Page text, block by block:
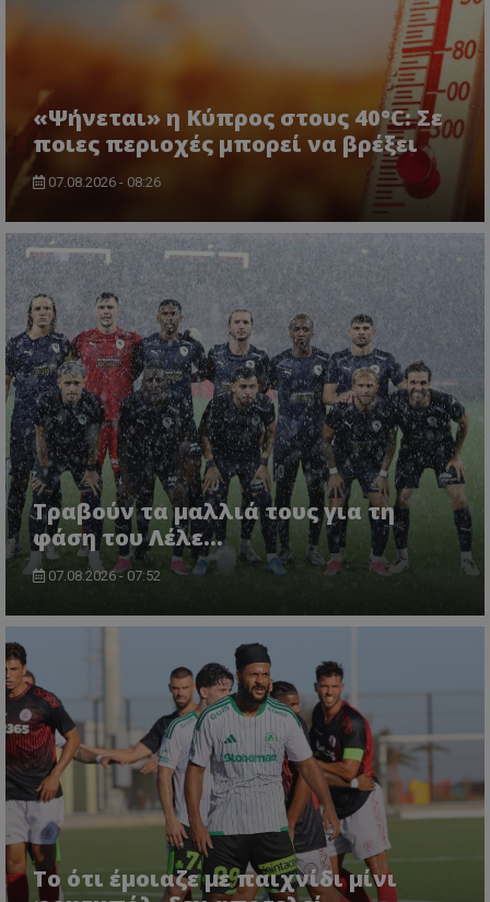
«Ψήνεται» η Κύπρος στους 40°C: Σε
ποιες περιοχές μπορεί να βρέξει
07.08.2026 - 08:26
Τραβούν τα μαλλιά τους για τη
φάση του Λέλε…
07.08.2026 - 07:52
Το ότι έμοιαζε με παιχνίδι μίνι